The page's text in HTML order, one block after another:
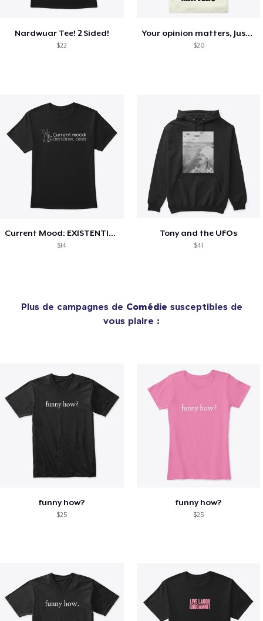
Nardwuar Tee! 2 Sided!
$22
Your opinion matters, Just not to me!
$20
Current Mood: EXISTENTIAL CRISIS
$14
Tony and the UFOs
$41
Plus de campagnes de Comédie susceptibles de
vous plaire :
funny how?
$25
funny how?
$25